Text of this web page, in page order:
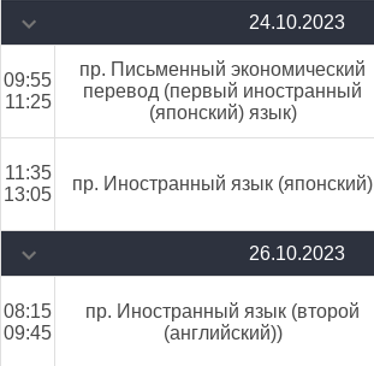
24.10.2023
09:55
11:25
пр. Письменный экономический
перевод (первый иностранный
(японский) язык)
11:35
13:05
пр. Иностранный язык (японский)
26.10.2023
08:15
09:45
пр. Иностранный язык (второй
(английский))